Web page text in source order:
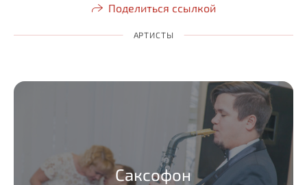
Поделиться ссылкой
АРТИСТЫ
Саксофон